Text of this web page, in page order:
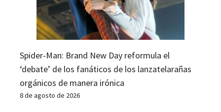
Spider-Man: Brand New Day reformula el
‘debate’ de los fanáticos de los lanzatelarañas
orgánicos de manera irónica
8 de agosto de 2026